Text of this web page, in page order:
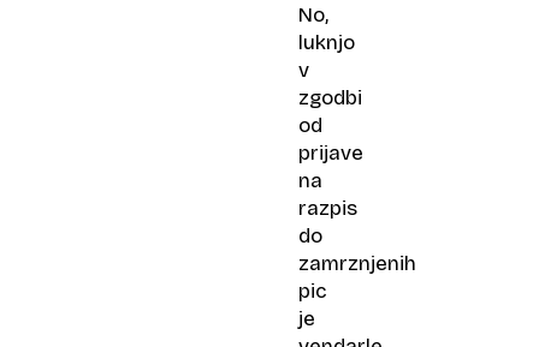
No,
luknjo
v
zgodbi
od
prijave
na
razpis
do
zamrznjenih
pic
je